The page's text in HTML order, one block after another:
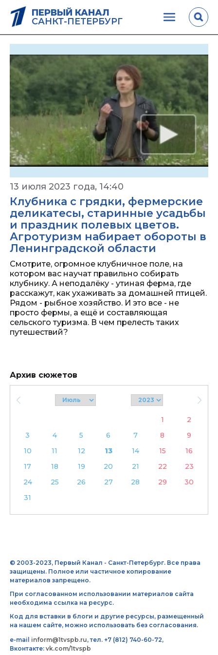
ПЕРВЫЙ КАНАЛ
САНКТ-ПЕТЕРБУРГ
13 июля 2023 года, 14:40
Клубника с грядки, фермерские
деликатесы, старинные усадьбы
и праздник полевых цветов.
Агротуризм набирает обороты в
Ленинградской области
Смотрите, огромное клубничное поле, на
котором вас научат правильно собирать
клубнику. А неподалёку - утиная ферма, где
расскажут, как ухаживать за домашней птицей.
Рядом - рыбное хозяйство. И это все - не
просто фермы, а ещё и составляющая
сельского туризма. В чем прелесть таких
путешествий?
Архив сюжетов
1
2
3
4 5 6 7 8
9
10
11 12 13 14 15
16
17
18 19 20 21 22
23
24
25 26 27 28 29
30
31
© 2003-2023, Первый Канал - Санкт-Петербург. Все права
защищены. Полное или частичное копирование
материалов запрещено.
При согласованном использовании материалов сайта
необходима ссылка на ресурс.
Код для вставки в блоги и другие ресурсы, размещенный
на нашем сайте, можно использовать без согласования.
e-mail inform@1tvspb.ru, тел. +7 (812) 740-60-72,
Вконтакте: vk.com/1tvspb